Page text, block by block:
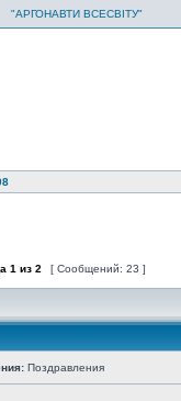
"АРГОНАВТИ ВСЕСВІТУ"
1 из 2 [ Сообщений: 23 ]
Поздравления